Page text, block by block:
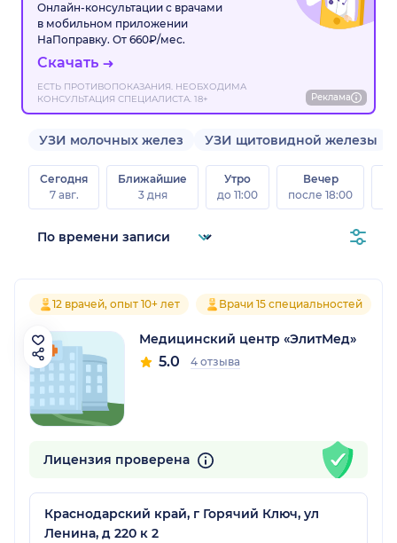
Онлайн-консультации с врачами
в мобильном приложении
НаПоправку. От 660₽/мес.
Скачать
ЕСТЬ ПРОТИВОПОКАЗАНИЯ. НЕОБХОДИМА
КОНСУЛЬТАЦИЯ СПЕЦИАЛИСТА. 18+
Реклама
УЗИ молочных желез УЗИ щитовидной железы
Сегодня
7 авг.
Ближайшие
3 дня
Утро
до 11:00
Вечер
после 18:00
12 врачей, опыт 10+ лет Врачи 15 специальностей
Медицинский центр «ЭлитМед»
5.0 4 отзыва
Лицензия проверена
Краснодарский край, г Горячий Ключ, ул
Ленина, д 220 к 2